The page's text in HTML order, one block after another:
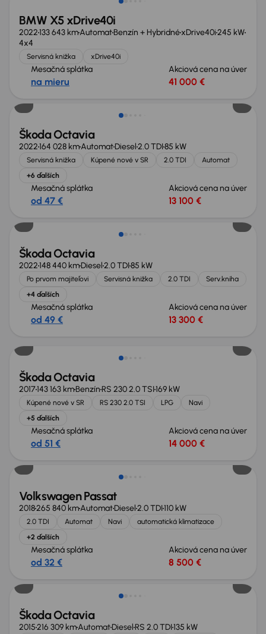
BMW X5 xDrive40i
2022133 643 kmAutomatBenzín + HybridnéxDrive40i245 kW
4x4
Servisná knižka xDrive40i
Mesačná splátka
na mieru
Akciová cena na úver
41 000 €
Nové v ponuke
Škoda Octavia
2022164 028 kmAutomatDiesel2.0 TDI85 kW
Servisná knižka Kúpené nové v SR 2.0 TDI
Automat
+6 ďalších
Mesačná splátka
od 47 €
Akciová cena na úver
13 100 €
Možnosť odpočtu DPH
Škoda Octavia
2022148 440 kmDiesel2.0 TDI85 kW
Po prvom majiteľovi Servisná knižka 2.0 TDI
Serv.kniha
+4 ďalších
Mesačná splátka
od 49 €
Akciová cena na úver
13 300 €
Škoda Octavia
2017143 163 kmBenzín RS 230 2.0 TSI169 kW
Kúpené nové v SR RS 230 2.0 TSI LPG
Navi
+5 ďalších
Mesačná splátka
od 51 €
Akciová cena na úver
14 000 €
Zlacnené o 1 700 €
Volkswagen Passat
2018265 840 kmAutomatDiesel2.0 TDI110 kW
2.0 TDI Automat Navi
automatická klimatizace
+2 ďalších
Mesačná splátka
od 32 €
Akciová cena na úver
8 500 €
Zlacnené o 600 €
Škoda Octavia
2015216 309 kmAutomatDiesel RS 2.0 TDI135 kW